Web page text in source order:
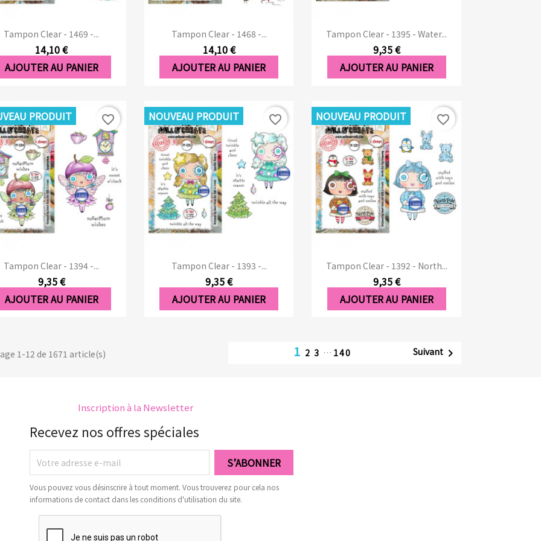
Tampon Clear - 1469 -...
14,10 €
AJOUTER AU PANIER
Aperçu rapide Tampon Clear - 1468 -...
14,10 €
AJOUTER AU PANIER
Aperçu rapide Tampon Clear - 1395 - Water...
9,35 €
AJOUTER AU PANIER
Aperçu rapide
Tampon Clear - 1394 -...
9,35 €
AJOUTER AU PANIER
PRODUIT
Aperçu rapide
favorite_border
Tampon Clear - 1393 -...
9,35 €
AJOUTER AU PANIER
NOUVEAU PRODUIT
Aperçu rapide
favorite_border
Tampon Clear - 1392 - North...
9,35 €
AJOUTER AU PANIER
NOUVEAU PRODUIT
Aperçu rapide
favorite_border
1-12 de 1671 article(s) 1 2 3 … 140 Suivant
Inscription à la Newsletter
Recevez nos offres spéciales
Vous pouvez vous désinscrire à tout moment. Vous trouverez pour cela nos
informations de contact dans les conditions d'utilisation du site.